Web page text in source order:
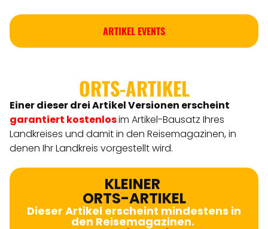
ARTIKEL EVENTS
ORTS-ARTIKEL
Einer dieser drei Artikel Versionen erscheint
garantiert kostenlosim Artikel-Bausatz Ihres
Landkreises und damit in den Reisemagazinen, in
denen Ihr Landkreis vorgestellt wird.
KLEINER
ORTS-ARTIKEL
Dieser Artikel erscheint mindestens in
den Reisemagazinen.